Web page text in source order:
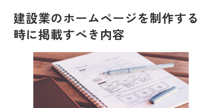
建設業のホームページを制作する
時に掲載すべき内容